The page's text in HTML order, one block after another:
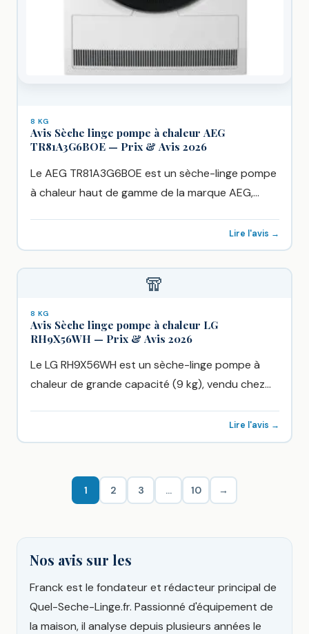
8 KG
Avis Sèche linge pompe à chaleur AEG
TR81A3G6BOE — Prix & Avis 2026
Le AEG TR81A3G6BOE est un sèche-linge pompe
à chaleur haut de gamme de la marque AEG,
Lire l'avis →
🧣
8 KG
Avis Sèche linge pompe à chaleur LG
RH9X56WH — Prix & Avis 2026
Le LG RH9X56WH est un sèche-linge pompe à
chaleur de grande capacité (9 kg), vendu chez
Lire l'avis →
1 2 3 … 10 →
Nos avis sur les
Franck est le fondateur et rédacteur principal de
Quel-Seche-Linge.fr. Passionné d'équipement de
la maison, il analyse depuis plusieurs années le